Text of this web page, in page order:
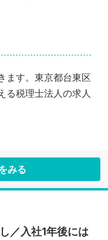
ます。東京都台東区
る税理士法人の求人
みる
／入社1年後には